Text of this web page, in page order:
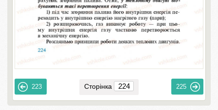
223 Сторінка 225